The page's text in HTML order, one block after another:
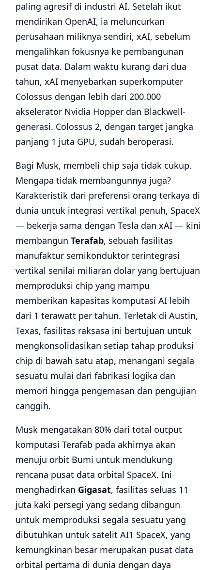
paling agresif di industri AI. Setelah ikut
mendirikan OpenAI, ia meluncurkan
perusahaan miliknya sendiri, xAI, sebelum
mengalihkan fokusnya ke pembangunan
pusat data. Dalam waktu kurang dari dua
tahun, xAI menyebarkan superkomputer
Colossus dengan lebih dari 200.000
akselerator Nvidia Hopper dan Blackwell-
generasi. Colossus 2, dengan target jangka
panjang 1 juta GPU, sudah beroperasi.
Bagi Musk, membeli chip saja tidak cukup.
Mengapa tidak membangunnya juga?
Karakteristik dari preferensi orang terkaya di
dunia untuk integrasi vertikal penuh, SpaceX
— bekerja sama dengan Tesla dan xAI — kini
membangun Terafab, sebuah fasilitas
manufaktur semikonduktor terintegrasi
vertikal senilai miliaran dolar yang bertujuan
memproduksi chip yang mampu
memberikan kapasitas komputasi AI lebih
dari 1 terawatt per tahun. Terletak di Austin,
Texas, fasilitas raksasa ini bertujuan untuk
mengkonsolidasikan setiap tahap produksi
chip di bawah satu atap, menangani segala
sesuatu mulai dari fabrikasi logika dan
memori hingga pengemasan dan pengujian
canggih.
Musk mengatakan 80% dari total output
komputasi Terafab pada akhirnya akan
menuju orbit Bumi untuk mendukung
rencana pusat data orbital SpaceX. Ini
menghadirkan Gigasat, fasilitas seluas 11
juta kaki persegi yang sedang dibangun
untuk memproduksi segala sesuatu yang
dibutuhkan untuk satelit AI1 SpaceX, yang
kemungkinan besar merupakan pusat data
orbital pertama di dunia dengan daya